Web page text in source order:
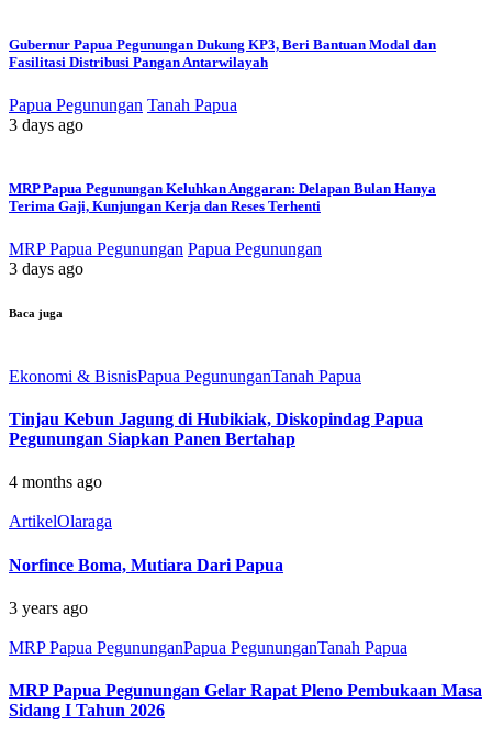
Gubernur Papua Pegunungan Dukung KP3, Beri Bantuan Modal dan
Fasilitasi Distribusi Pangan Antarwilayah
Papua Pegunungan Tanah Papua
3 days ago
MRP Papua Pegunungan Keluhkan Anggaran: Delapan Bulan Hanya
Terima Gaji, Kunjungan Kerja dan Reses Terhenti
MRP Papua Pegunungan Papua Pegunungan
3 days ago
Baca juga
Ekonomi & BisnisPapua PegununganTanah Papua
Tinjau Kebun Jagung di Hubikiak, Diskopindag Papua
Pegunungan Siapkan Panen Bertahap
4 months ago
ArtikelOlaraga
Norfince Boma, Mutiara Dari Papua
3 years ago
MRP Papua PegununganPapua PegununganTanah Papua
MRP Papua Pegunungan Gelar Rapat Pleno Pembukaan Masa
Sidang I Tahun 2026